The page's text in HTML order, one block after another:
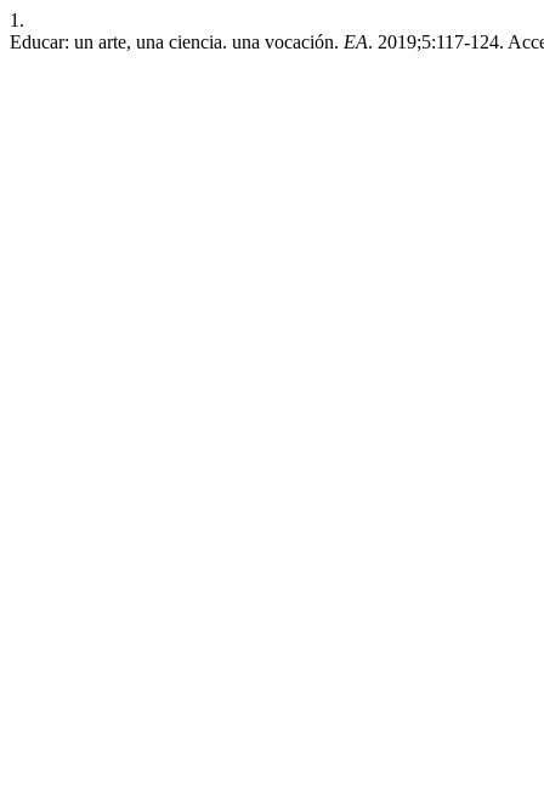
1.
Educar: un arte, una ciencia. una vocación. EA. 2019;5:117-124.